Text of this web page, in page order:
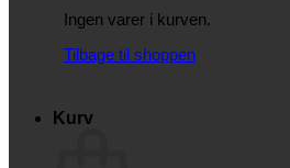
Ingen varer i kurven.
Tilbage til shoppen
Kurv